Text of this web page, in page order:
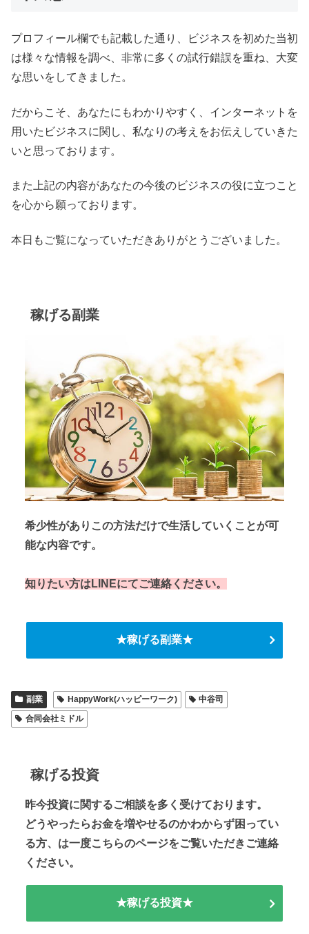
プロフィール欄でも記載した通り、ビジネスを初めた当初
は様々な情報を調べ、非常に多くの試行錯誤を重ね、大変
な思いをしてきました。
だからこそ、あなたにもわかりやすく、インターネットを
用いたビジネスに関し、私なりの考えをお伝えしていきた
いと思っております。
また上記の内容があなたの今後のビジネスの役に立つこと
を心から願っております。
本日もご覧になっていただきありがとうございました。
稼げる副業
希少性がありこの方法だけで生活していくことが可
能な内容です。
知りたい方はLINEにてご連絡ください。
★稼げる副業★
副業 HappyWork(ハッピーワーク)
中谷司
合同会社ミドル
稼げる投資
昨今投資に関するご相談を多く受けております。
どうやったらお金を増やせるのかわからず困ってい
る方、は一度こちらのページをご覧いただきご連絡
ください。
★稼げる投資★